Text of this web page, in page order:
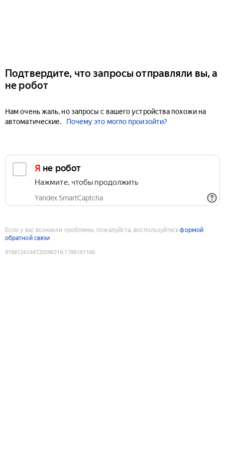
Подтвердите, что запросы отправляли вы, а
не робот
Нам очень жаль, но запросы с вашего устройства похожи на
автоматические.
Почему это могло произойти?
Я не робот
Нажмите, чтобы продолжить
Yandex SmartCaptcha
Если у вас возникли проблемы, пожалуйста, воспользуйтесьформой
обратной связи
9188124544720596319:1786181166